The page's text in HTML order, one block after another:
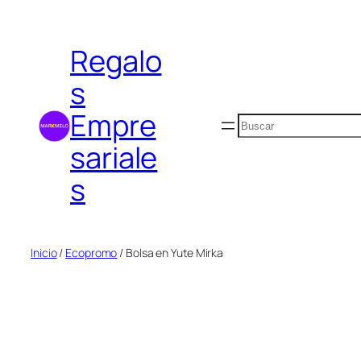
contenidoRegalo
s
Empre
sariale
s
Buscar
Inicio/ Ecopromo / Bolsa en Yute Mirka